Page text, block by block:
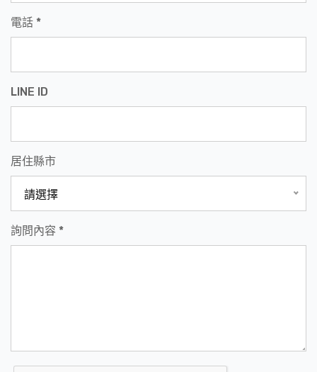
電話 *
LINE ID
居住縣市
請選擇
詢問內容 *